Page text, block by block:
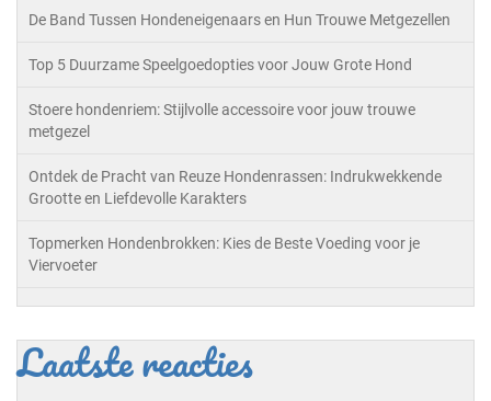
De Band Tussen Hondeneigenaars en Hun Trouwe Metgezellen
Top 5 Duurzame Speelgoedopties voor Jouw Grote Hond
Stoere hondenriem: Stijlvolle accessoire voor jouw trouwe
metgezel
Ontdek de Pracht van Reuze Hondenrassen: Indrukwekkende
Grootte en Liefdevolle Karakters
Topmerken Hondenbrokken: Kies de Beste Voeding voor je
Viervoeter
Laatste reacties